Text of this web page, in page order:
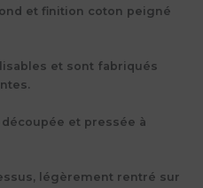
et finition coton peigné
et sont fabriqués
découpée et pressée à
légèrement rentré sur